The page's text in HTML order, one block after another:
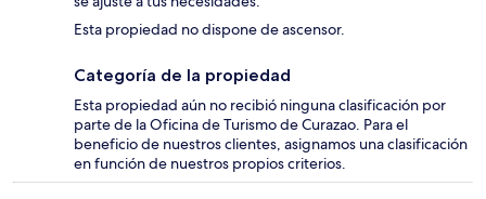
Esta propiedad no dispone de ascensor.
Categoría de la propiedad
Esta propiedad aún no recibió ninguna clasificación por
parte de la Oficina de Turismo de Curazao. Para el
beneficio de nuestros clientes, asignamos una clasificación
en función de nuestros propios criterios.